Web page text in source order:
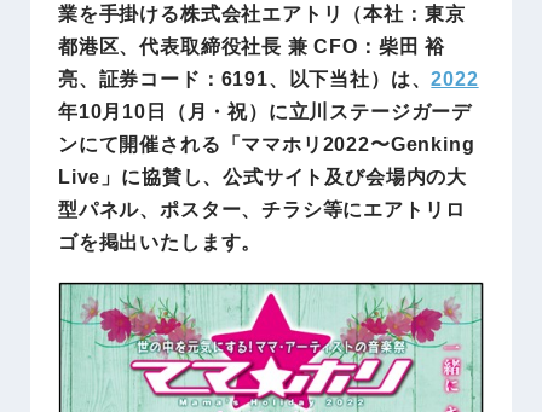
業を手掛ける株式会社エアトリ（本社：東京
都港区、代表取締役社長 兼 CFO：柴田 裕
亮、証券コード：6191、以下当社）は、2022
年10月10日（月・祝）に立川ステージガーデ
ンにて開催される「ママホリ2022〜Genking
Live」に協賛し、公式サイト及び会場内の大
型パネル、ポスター、チラシ等にエアトリロ
ゴを掲出いたします。